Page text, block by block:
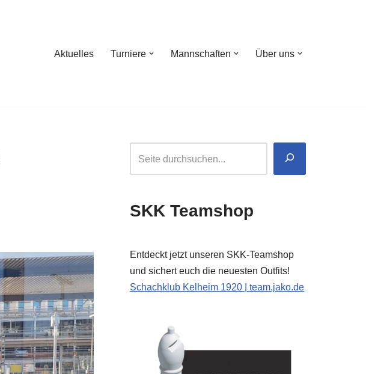
Aktuelles Turniere Mannschaften Über uns
SKK Teamshop
Entdeckt jetzt unseren SKK-Teamshop
und sichert euch die neuesten Outfits!
Schachklub Kelheim 1920 | team.jako.de